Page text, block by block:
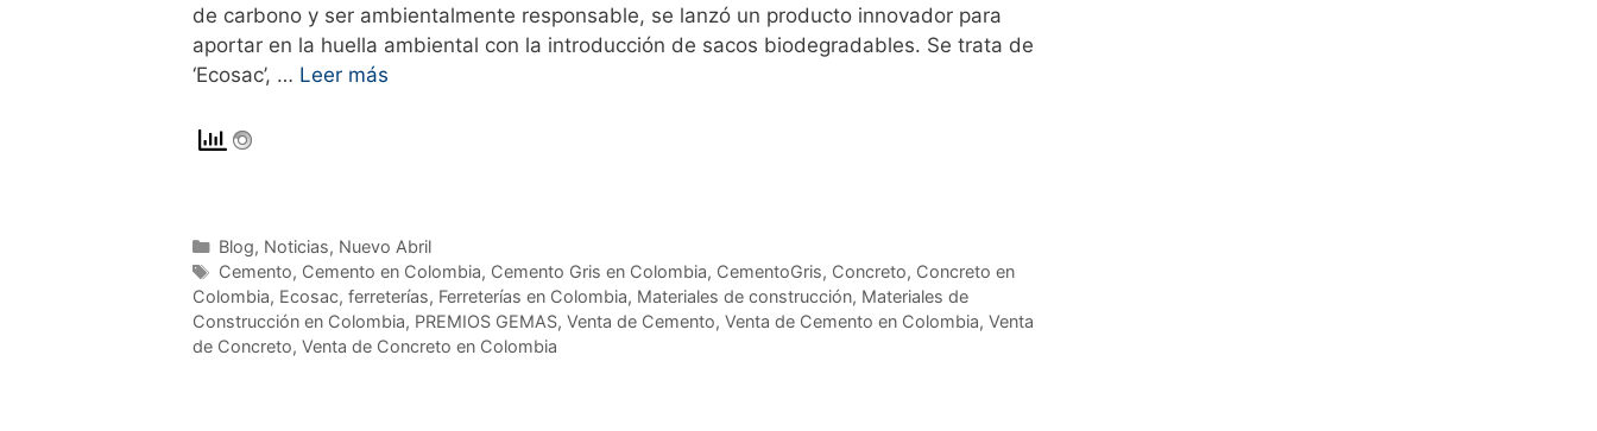
de carbono y ser ambientalmente responsable, se lanzó un producto innovador para
aportar en la huella ambiental con la introducción de sacos biodegradables. Se trata de
‘Ecosac’, … Leer más
Blog, Noticias, Nuevo Abril
Cemento, Cemento en Colombia, Cemento Gris en Colombia, CementoGris, Concreto, Concreto en
Colombia, Ecosac, ferreterías, Ferreterías en Colombia, Materiales de construcción, Materiales de
Construcción en Colombia, PREMIOS GEMAS, Venta de Cemento, Venta de Cemento en Colombia, Venta
de Concreto, Venta de Concreto en Colombia